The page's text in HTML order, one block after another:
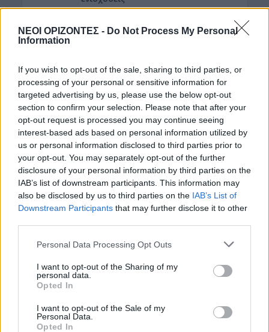
ΝΕΟΙ ΟΡΙΖΟΝΤΕΣ - Do Not Process My Personal
Information
If you wish to opt-out of the sale, sharing to third parties, or
processing of your personal or sensitive information for
targeted advertising by us, please use the below opt-out
section to confirm your selection. Please note that after your
opt-out request is processed you may continue seeing
interest-based ads based on personal information utilized by
us or personal information disclosed to third parties prior to
your opt-out. You may separately opt-out of the further
disclosure of your personal information by third parties on the
IAB’s list of downstream participants. This information may
also be disclosed by us to third parties on the IAB’s List of
Downstream Participants that may further disclose it to other
Personal Data Processing Opt Outs
I want to opt-out of the Sharing of my
personal data.
Opted In
I want to opt-out of the Sale of my
Personal Data.
Opted In
ΠΑΙΔΕΙΑ - ΕΚΠΑΙΔΕΥΣΗ
Κατάρτισης – Οι ειδικότητες
8 Αυγούστου 2026 16:19
Δημοφιλή αυτή την εβδομάδα